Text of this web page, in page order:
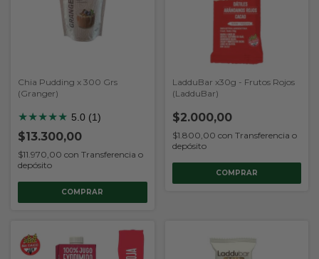
Chia Pudding x 300 Grs
(Granger)
★★★★★ 5.0 (1)
$13.300,00
$11.970,00 con Transferencia o
depósito
LadduBar x30g - Frutos Rojos
(LadduBar)
$2.000,00
$1.800,00 con Transferencia o
depósito
COMPRAR